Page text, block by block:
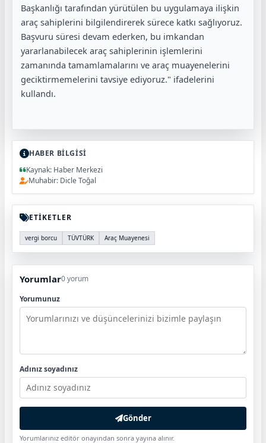
Başkanlığı tarafından yürütülen bu uygulamaya ilişkin
araç sahiplerini bilgilendirerek sürece katkı sağlıyoruz.
Başvuru süresi devam ederken, bu imkandan
yararlanabilecek araç sahiplerinin işlemlerini
zamanında tamamlamalarını ve araç muayenelerini
geciktirmemelerini tavsiye ediyoruz." ifadelerini
kullandı.
HABER BİLGİSİ
Kaynak: Haber Merkezi
Muhabir: Dicle Toğal
ETİKETLER
vergi borcu TÜVTÜRK Araç Muayenesi
Yorumlar0 yorum
Yorumunuz
Adınız soyadınız
Gönder
Yorumlarınız editör onayından sonra yayına alınır.